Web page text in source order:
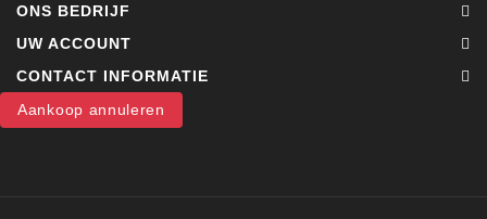
ONS BEDRIJF
UW ACCOUNT
CONTACT INFORMATIE
Aankoop annuleren